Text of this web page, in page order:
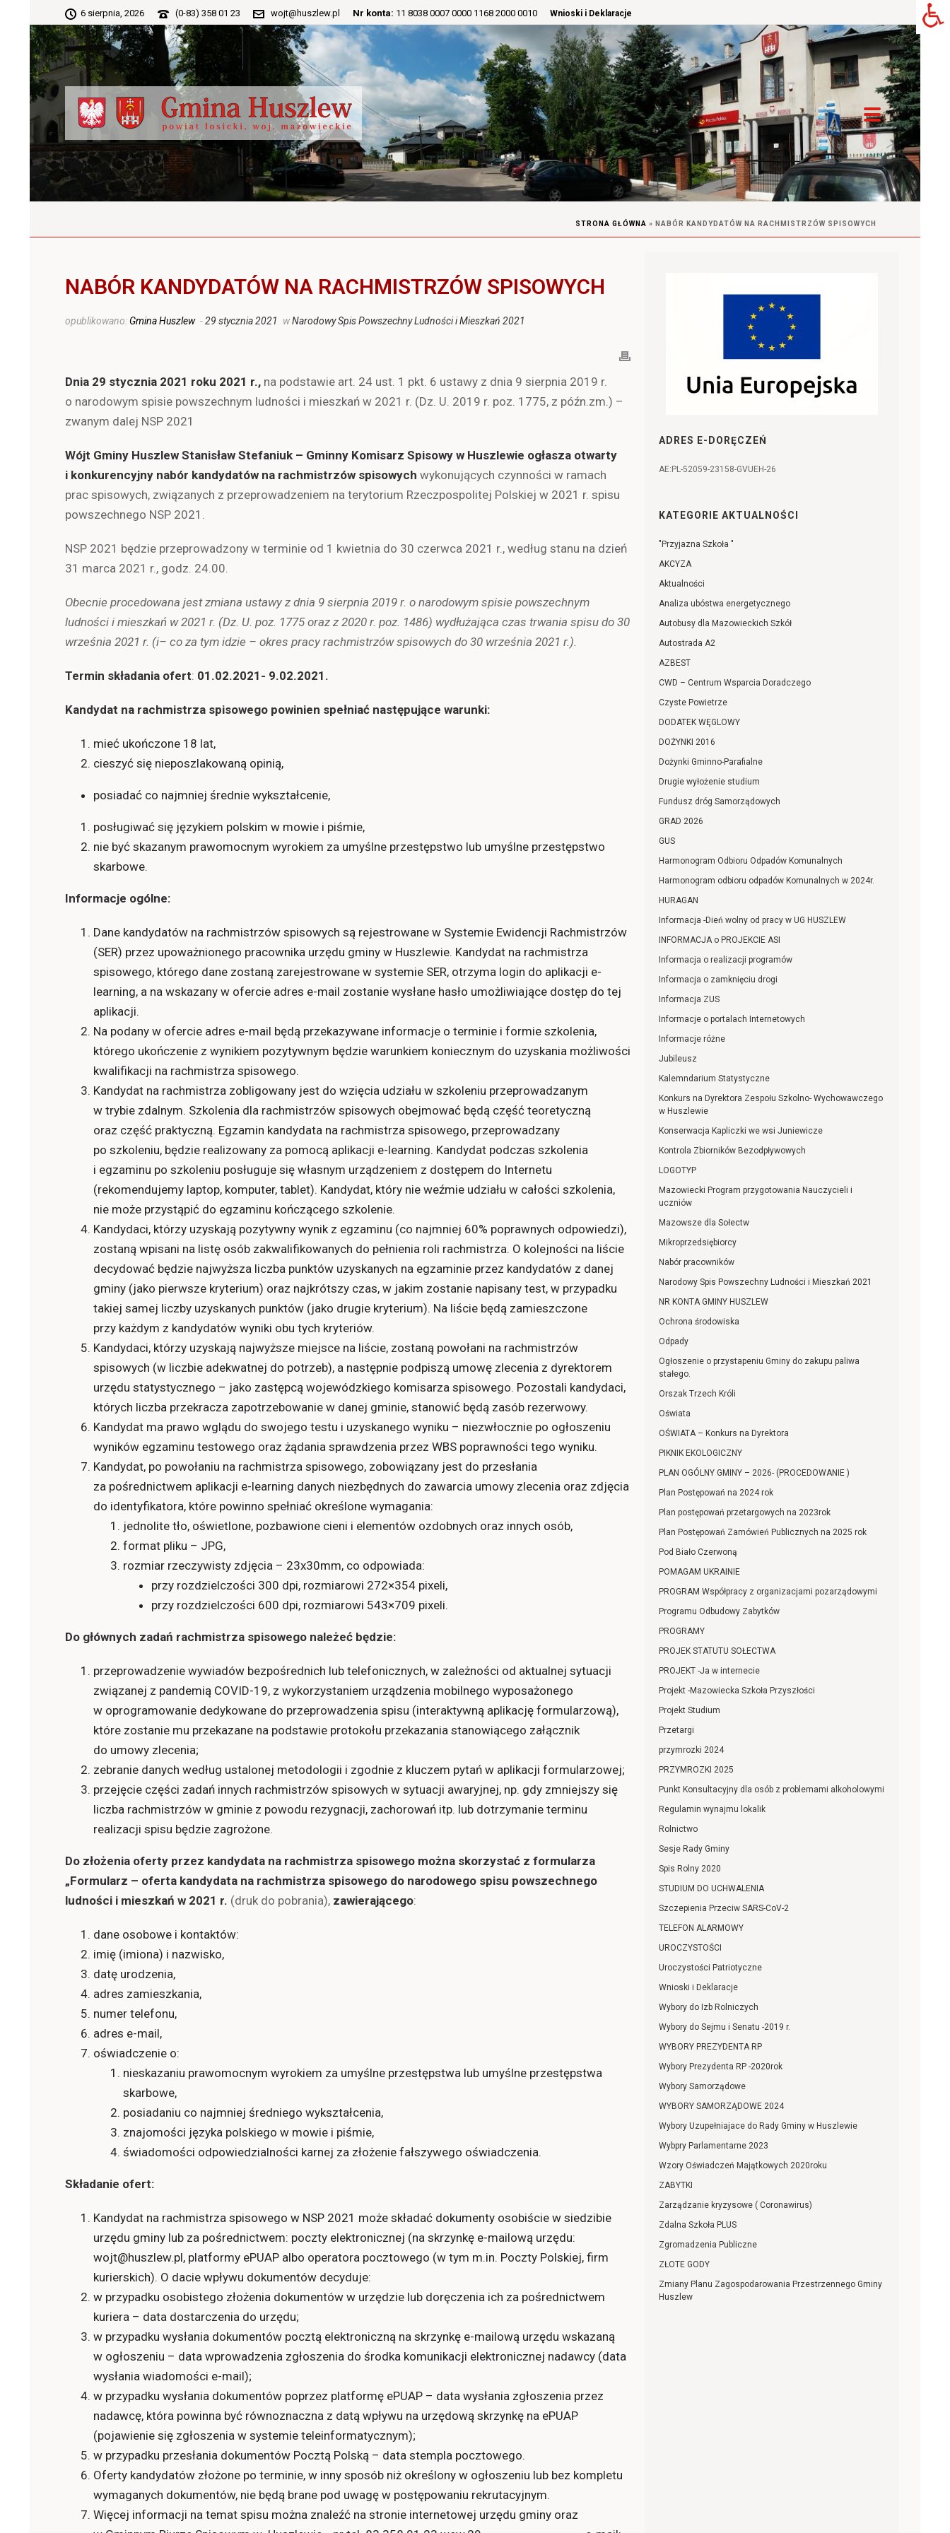
6 sierpnia, 2026 (0-83) 358 01 23 wojt@huszlew.pl Nr konta: 11 8038 0007 0000 1168 2000 0010 Wnioski i Deklaracje
STRONA GŁÓWNA » NABÓR KANDYDATÓW NA RACHMISTRZÓW SPISOWYCH
NABÓR KANDYDATÓW NA RACHMISTRZÓW SPISOWYCH
opublikowano: Gmina Huszlew -29 stycznia 2021 wNarodowy Spis Powszechny Ludności i Mieszkań 2021
Dnia 29 stycznia 2021 roku 2021 r., na podstawie art. 24 ust. 1 pkt. 6 ustawy z dnia 9 sierpnia 2019 r.
o narodowym spisie powszechnym ludności i mieszkań w 2021 r. (Dz. U. 2019 r. poz. 1775, z późn.zm.) –
zwanym dalej NSP 2021
Wójt Gminy Huszlew Stanisław Stefaniuk – Gminny Komisarz Spisowy w Huszlewie ogłasza otwarty
i konkurencyjny nabór kandydatów na rachmistrzów spisowych wykonujących czynności w ramach
prac spisowych, związanych z przeprowadzeniem na terytorium Rzeczpospolitej Polskiej w 2021 r. spisu
powszechnego NSP 2021.
NSP 2021 będzie przeprowadzony w terminie od 1 kwietnia do 30 czerwca 2021 r., według stanu na dzień
31 marca 2021 r., godz. 24.00.
Obecnie procedowana jest zmiana ustawy z dnia 9 sierpnia 2019 r. o narodowym spisie powszechnym
ludności i mieszkań w 2021 r. (Dz. U. poz. 1775 oraz z 2020 r. poz. 1486) wydłużająca czas trwania spisu do 30
września 2021 r. (i– co za tym idzie – okres pracy rachmistrzów spisowych do 30 września 2021 r.).
Termin składania ofert: 01.02.2021- 9.02.2021.
Kandydat na rachmistrza spisowego powinien spełniać następujące warunki:
mieć ukończone 18 lat,
cieszyć się nieposzlakowaną opinią,
posiadać co najmniej średnie wykształcenie,
posługiwać się językiem polskim w mowie i piśmie,
nie być skazanym prawomocnym wyrokiem za umyślne przestępstwo lub umyślne przestępstwo
skarbowe.
Informacje ogólne:
Dane kandydatów na rachmistrzów spisowych są rejestrowane w Systemie Ewidencji Rachmistrzów
(SER) przez upoważnionego pracownika urzędu gminy w Huszlewie. Kandydat na rachmistrza
spisowego, którego dane zostaną zarejestrowane w systemie SER, otrzyma login do aplikacji e-
learning, a na wskazany w ofercie adres e-mail zostanie wysłane hasło umożliwiające dostęp do tej
aplikacji.
Na podany w ofercie adres e-mail będą przekazywane informacje o terminie i formie szkolenia,
którego ukończenie z wynikiem pozytywnym będzie warunkiem koniecznym do uzyskania możliwości
kwalifikacji na rachmistrza spisowego.
Kandydat na rachmistrza zobligowany jest do wzięcia udziału w szkoleniu przeprowadzanym
w trybie zdalnym. Szkolenia dla rachmistrzów spisowych obejmować będą część teoretyczną
oraz część praktyczną. Egzamin kandydata na rachmistrza spisowego, przeprowadzany
po szkoleniu, będzie realizowany za pomocą aplikacji e-learning. Kandydat podczas szkolenia
i egzaminu po szkoleniu posługuje się własnym urządzeniem z dostępem do Internetu
(rekomendujemy laptop, komputer, tablet). Kandydat, który nie weźmie udziału w całości szkolenia,
nie może przystąpić do egzaminu kończącego szkolenie.
Kandydaci, którzy uzyskają pozytywny wynik z egzaminu (co najmniej 60% poprawnych odpowiedzi),
zostaną wpisani na listę osób zakwalifikowanych do pełnienia roli rachmistrza. O kolejności na liście
decydować będzie najwyższa liczba punktów uzyskanych na egzaminie przez kandydatów z danej
gminy (jako pierwsze kryterium) oraz najkrótszy czas, w jakim zostanie napisany test, w przypadku
takiej samej liczby uzyskanych punktów (jako drugie kryterium). Na liście będą zamieszczone
przy każdym z kandydatów wyniki obu tych kryteriów.
Kandydaci, którzy uzyskają najwyższe miejsce na liście, zostaną powołani na rachmistrzów
spisowych (w liczbie adekwatnej do potrzeb), a następnie podpiszą umowę zlecenia z dyrektorem
urzędu statystycznego – jako zastępcą wojewódzkiego komisarza spisowego. Pozostali kandydaci,
których liczba przekracza zapotrzebowanie w danej gminie, stanowić będą zasób rezerwowy.
Kandydat ma prawo wglądu do swojego testu i uzyskanego wyniku – niezwłocznie po ogłoszeniu
wyników egzaminu testowego oraz żądania sprawdzenia przez WBS poprawności tego wyniku.
Kandydat, po powołaniu na rachmistrza spisowego, zobowiązany jest do przesłania
za pośrednictwem aplikacji e-learning danych niezbędnych do zawarcia umowy zlecenia oraz zdjęcia
do identyfikatora, które powinno spełniać określone wymagania:
jednolite tło, oświetlone, pozbawione cieni i elementów ozdobnych oraz innych osób,
format pliku – JPG,
rozmiar rzeczywisty zdjęcia – 23x30mm, co odpowiada:
przy rozdzielczości 300 dpi, rozmiarowi 272×354 pixeli,
przy rozdzielczości 600 dpi, rozmiarowi 543×709 pixeli.
Do głównych zadań rachmistrza spisowego należeć będzie:
przeprowadzenie wywiadów bezpośrednich lub telefonicznych, w zależności od aktualnej sytuacji
związanej z pandemią COVID-19, z wykorzystaniem urządzenia mobilnego wyposażonego
w oprogramowanie dedykowane do przeprowadzenia spisu (interaktywną aplikację formularzową),
które zostanie mu przekazane na podstawie protokołu przekazania stanowiącego załącznik
do umowy zlecenia;
zebranie danych według ustalonej metodologii i zgodnie z kluczem pytań w aplikacji formularzowej;
przejęcie części zadań innych rachmistrzów spisowych w sytuacji awaryjnej, np. gdy zmniejszy się
liczba rachmistrzów w gminie z powodu rezygnacji, zachorowań itp. lub dotrzymanie terminu
realizacji spisu będzie zagrożone.
Do złożenia oferty przez kandydata na rachmistrza spisowego można skorzystać z formularza
„Formularz – oferta kandydata na rachmistrza spisowego do narodowego spisu powszechnego
ludności i mieszkań w 2021 r. (druk do pobrania), zawierającego:
dane osobowe i kontaktów:
imię (imiona) i nazwisko,
datę urodzenia,
adres zamieszkania,
numer telefonu,
adres e-mail,
oświadczenie o:
nieskazaniu prawomocnym wyrokiem za umyślne przestępstwa lub umyślne przestępstwa
skarbowe,
posiadaniu co najmniej średniego wykształcenia,
znajomości języka polskiego w mowie i piśmie,
świadomości odpowiedzialności karnej za złożenie fałszywego oświadczenia.
Składanie ofert:
Kandydat na rachmistrza spisowego w NSP 2021 może składać dokumenty osobiście w siedzibie
urzędu gminy lub za pośrednictwem: poczty elektronicznej (na skrzynkę e-mailową urzędu:
wojt@huszlew.pl, platformy ePUAP albo operatora pocztowego (w tym m.in. Poczty Polskiej, firm
kurierskich). O dacie wpływu dokumentów decyduje:
w przypadku osobistego złożenia dokumentów w urzędzie lub doręczenia ich za pośrednictwem
kuriera – data dostarczenia do urzędu;
w przypadku wysłania dokumentów pocztą elektroniczną na skrzynkę e-mailową urzędu wskazaną
w ogłoszeniu – data wprowadzenia zgłoszenia do środka komunikacji elektronicznej nadawcy (data
wysłania wiadomości e-mail);
w przypadku wysłania dokumentów poprzez platformę ePUAP – data wysłania zgłoszenia przez
nadawcę, która powinna być równoznaczna z datą wpływu na urzędową skrzynkę na ePUAP
(pojawienie się zgłoszenia w systemie teleinformatycznym);
w przypadku przesłania dokumentów Pocztą Polską – data stempla pocztowego.
Oferty kandydatów złożone po terminie, w inny sposób niż określony w ogłoszeniu lub bez kompletu
wymaganych dokumentów, nie będą brane pod uwagę w postępowaniu rekrutacyjnym.
Więcej informacji na temat spisu można znaleźć na stronie internetowej urzędu gminy oraz
ADRES E-DORĘCZEŃ
AE:PL-52059-23158-GVUEH-26
KATEGORIE AKTUALNOŚCI
"Przyjazna Szkoła "
AKCYZA
Aktualności
Analiza ubóstwa energetycznego
Autobusy dla Mazowieckich Szkół
Autostrada A2
AZBEST
CWD – Centrum Wsparcia Doradczego
Czyste Powietrze
DODATEK WĘGLOWY
DOŻYNKI 2016
Dożynki Gminno-Parafialne
Drugie wyłożenie studium
Fundusz dróg Samorządowych
GRAD 2026
GUS
Harmonogram Odbioru Odpadów Komunalnych
Harmonogram odbioru odpadów Komunalnych w 2024r.
HURAGAN
Informacja -Dień wolny od pracy w UG HUSZLEW
INFORMACJA o PROJEKCIE ASI
Informacja o realizacji programów
Informacja o zamknięciu drogi
Informacja ZUS
Informacje o portalach Internetowych
Informacje różne
Jubileusz
Kalemndarium Statystyczne
Konkurs na Dyrektora Zespołu Szkolno- Wychowawczego
w Huszlewie
Konserwacja Kapliczki we wsi Juniewicze
Kontrola Zbiorników Bezodpływowych
LOGOTYP
Mazowiecki Program przygotowania Nauczycieli i
uczniów
Mazowsze dla Sołectw
Mikroprzedsiębiorcy
Nabór pracowników
Narodowy Spis Powszechny Ludności i Mieszkań 2021
NR KONTA GMINY HUSZLEW
Ochrona środowiska
Odpady
Ogłoszenie o przystapeniu Gminy do zakupu paliwa
stałego.
Orszak Trzech Króli
Oświata
OŚWIATA – Konkurs na Dyrektora
PIKNIK EKOLOGICZNY
PLAN OGÓLNY GMINY – 2026- (PROCEDOWANIE )
Plan Postępowań na 2024 rok
Plan postępowań przetargowych na 2023rok
Plan Postępowań Zamówień Publicznych na 2025 rok
Pod Biało Czerwoną
POMAGAM UKRAINIE
PROGRAM Współpracy z organizacjami pozarządowymi
Programu Odbudowy Zabytków
PROGRAMY
PROJEK STATUTU SOŁECTWA
PROJEKT -Ja w internecie
Projekt -Mazowiecka Szkoła Przyszłości
Projekt Studium
Przetargi
przymrozki 2024
PRZYMROZKI 2025
Punkt Konsultacyjny dla osób z problemami alkoholowymi
Regulamin wynajmu lokalik
Rolnictwo
Sesje Rady Gminy
Spis Rolny 2020
STUDIUM DO UCHWALENIA
Szczepienia Przeciw SARS-CoV-2
TELEFON ALARMOWY
UROCZYSTOŚCI
Uroczystości Patriotyczne
Wnioski i Deklaracje
Wybory do Izb Rolniczych
Wybory do Sejmu i Senatu -2019 r.
WYBORY PREZYDENTA RP
Wybory Prezydenta RP -2020rok
Wybory Samorządowe
WYBORY SAMORZĄDOWE 2024
Wybory Uzupełniajace do Rady Gminy w Huszlewie
Wybpry Parlamentarne 2023
Wzory Oświadczeń Majątkowych 2020roku
ZABYTKI
Zarządzanie kryzysowe ( Coronawirus)
Zdalna Szkoła PLUS
Zgromadzenia Publiczne
ZŁOTE GODY
Zmiany Planu Zagospodarowania Przestrzennego Gminy
Huszlew